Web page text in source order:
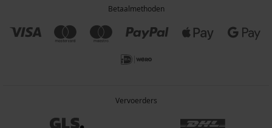
Betaalmethoden
Vervoerders